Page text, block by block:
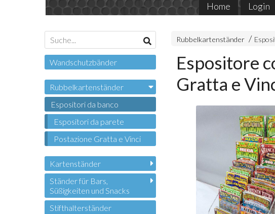
Home Login
Rubbelkartenständer
Espositore
Gratta e
Wandschutzbänder
Rubbelkartenständer
Espositori da banco
Espositori da parete
Postazione Gratta e Vinci
Kartenständer
Ständer für Bars,
Süßigkeiten und Snacks
Stifthalterständer